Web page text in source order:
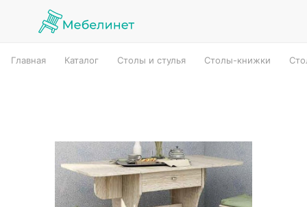
Главная Каталог Столы и стулья Столы-книжки